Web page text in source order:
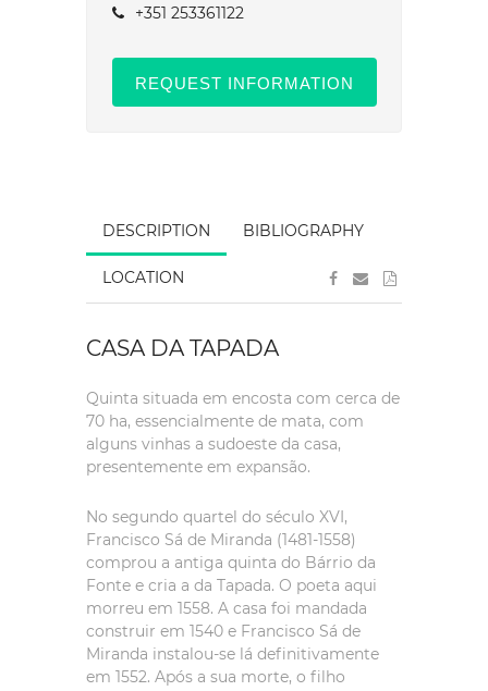
+351 253361122
REQUEST INFORMATION
DESCRIPTION BIBLIOGRAPHY
LOCATION
CASA DA TAPADA
Quinta situada em encosta com cerca de
70 ha, essencialmente de mata, com
alguns vinhas a sudoeste da casa,
presentemente em expansão.
No segundo quartel do século XVI,
Francisco Sá de Miranda (1481-1558)
comprou a antiga quinta do Bárrio da
Fonte e cria a da Tapada. O poeta aqui
morreu em 1558. A casa foi mandada
construir em 1540 e Francisco Sá de
Miranda instalou-se lá definitivamente
em 1552. Após a sua morte, o filho